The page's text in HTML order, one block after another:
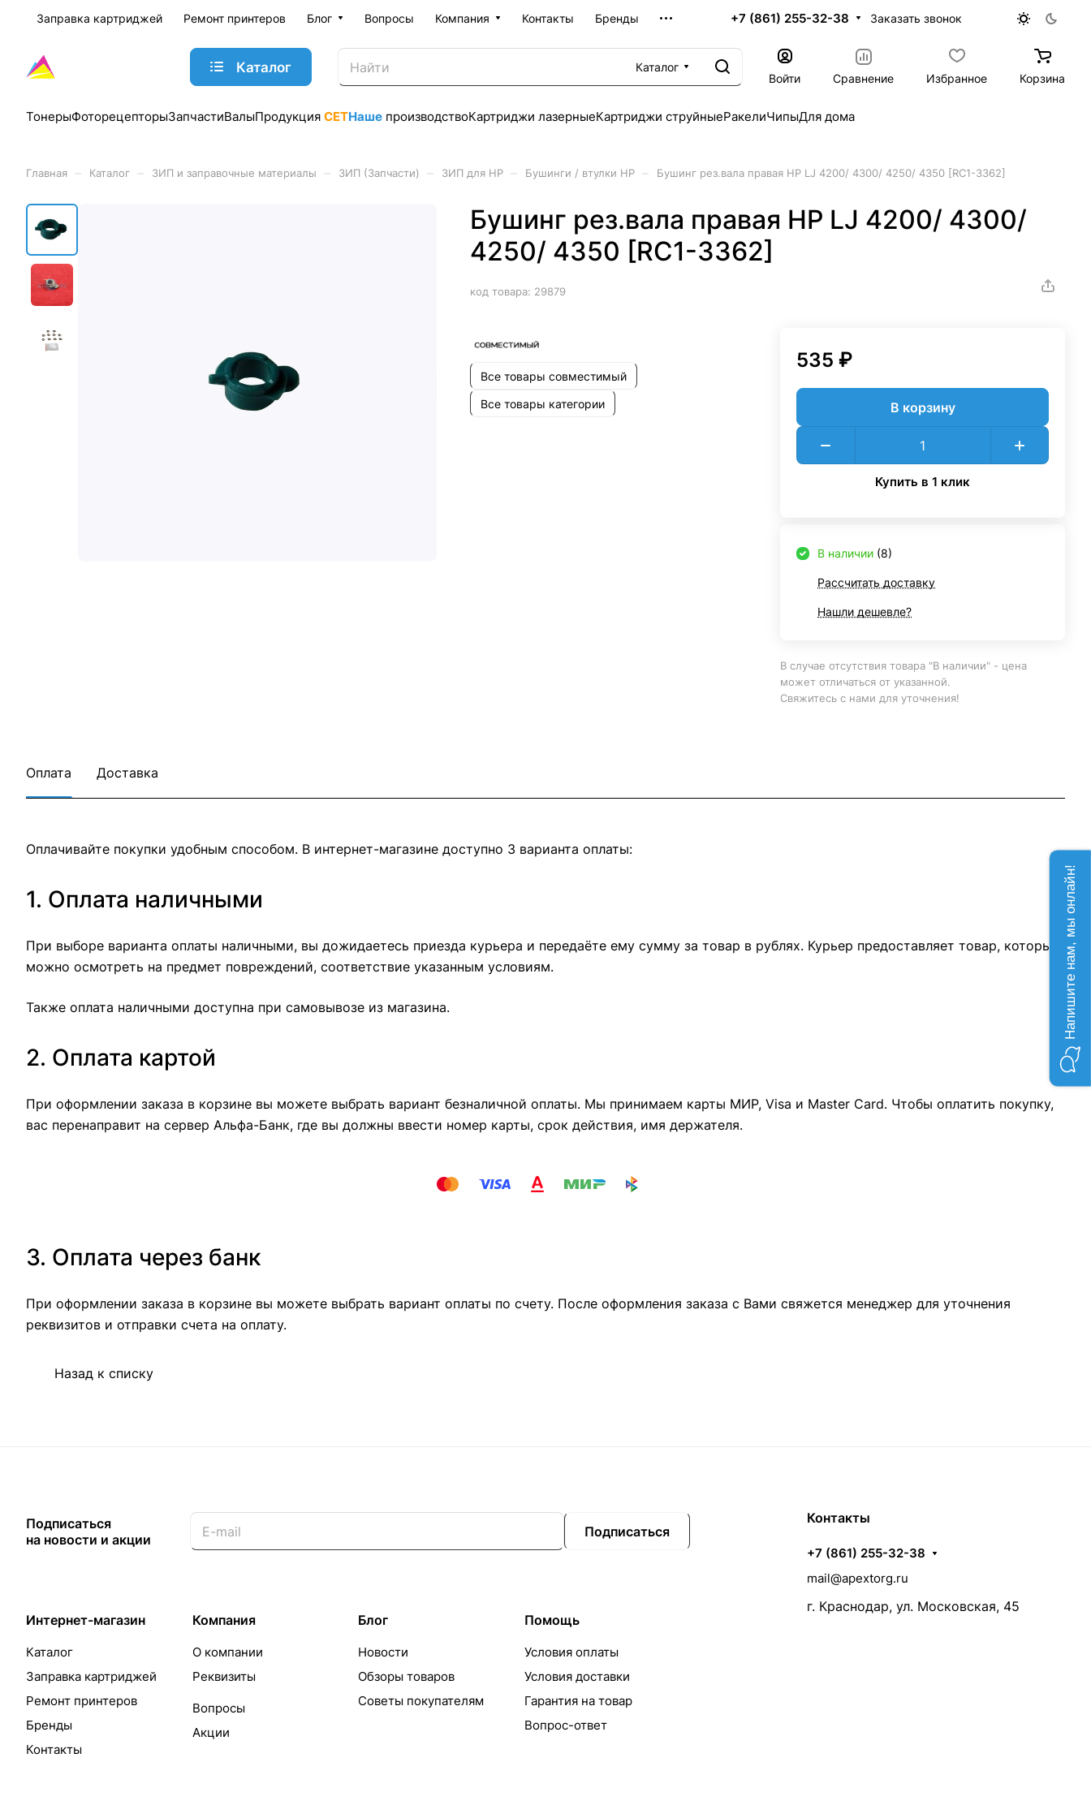
Заправка картриджей Ремонт принтеров Блог Вопросы Компания Контакты Бренды +7 (861) 255-32-38 Заказать звонок
Каталог
Каталог
Войти
Сравнение Избранное Корзина
ТонерыФоторецепторыЗапчастиВалыПродукция CETНаше производствоКартриджи лазерныеКартриджи струйныеРакелиЧипыДля дома
Главная Каталог ЗИП и заправочные материалы ЗИП (Запчасти) ЗИП для HP Бушинги / втулки HP Бушинг рез.вала правая HP LJ 4200/ 4300/ 4250/ 4350 [RC1-3362]
Бушинг рез.вала правая HP LJ 4200/ 4300/
4250/ 4350 [RC1-3362]
код товара: 29879
Все товары совместимый
Все товары категории
535 ₽
В корзину
Купить в 1 клик
В наличии (8)
Рассчитать доставку
Нашли дешевле?
В случае отсутствия товара "В наличии" - цена
может отличаться от указанной.
Свяжитесь с нами для уточнения!
Оплата Доставка
Оплачивайте покупки удобным способом. В интернет-магазине доступно 3 варианта оплаты:
1. Оплата наличными
При выборе варианта оплаты наличными, вы дожидаетесь приезда курьера и передаёте ему сумму за товар в рублях. Курьер предоставляет товар, который
можно осмотреть на предмет повреждений, соответствие указанным условиям.
Также оплата наличными доступна при самовывозе из магазина.
2. Оплата картой
При оформлении заказа в корзине вы можете выбрать вариант безналичной оплаты. Мы принимаем карты МИР, Visa и Master Card. Чтобы оплатить покупку,
вас перенаправит на сервер Альфа-Банк, где вы должны ввести номер карты, срок действия, имя держателя.
3. Оплата через банк
При оформлении заказа в корзине вы можете выбрать вариант оплаты по счету. После оформления заказа с Вами свяжется менеджер для уточнения
реквизитов и отправки счета на оплату.
Назад к списку
Подписаться
на новости и акции
Подписаться
Интернет-магазин
Каталог
Заправка картриджей
Ремонт принтеров
Бренды
Контакты
Компания
О компании
Реквизиты
Вопросы
Акции
Блог
Новости
Обзоры товаров
Советы покупателям
Помощь
Условия оплаты
Условия доставки
Гарантия на товар
Вопрос-ответ
Контакты
+7 (861) 255-32-38
mail@apextorg.ru
г. Краснодар, ул. Московская, 45
Напишите нам, мы онлайн!